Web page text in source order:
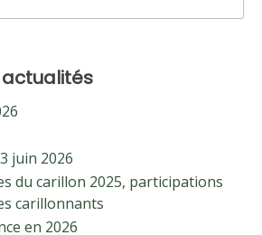
actualités
juin 2026
du carillon 2025, participations
carillonnants
en 2026